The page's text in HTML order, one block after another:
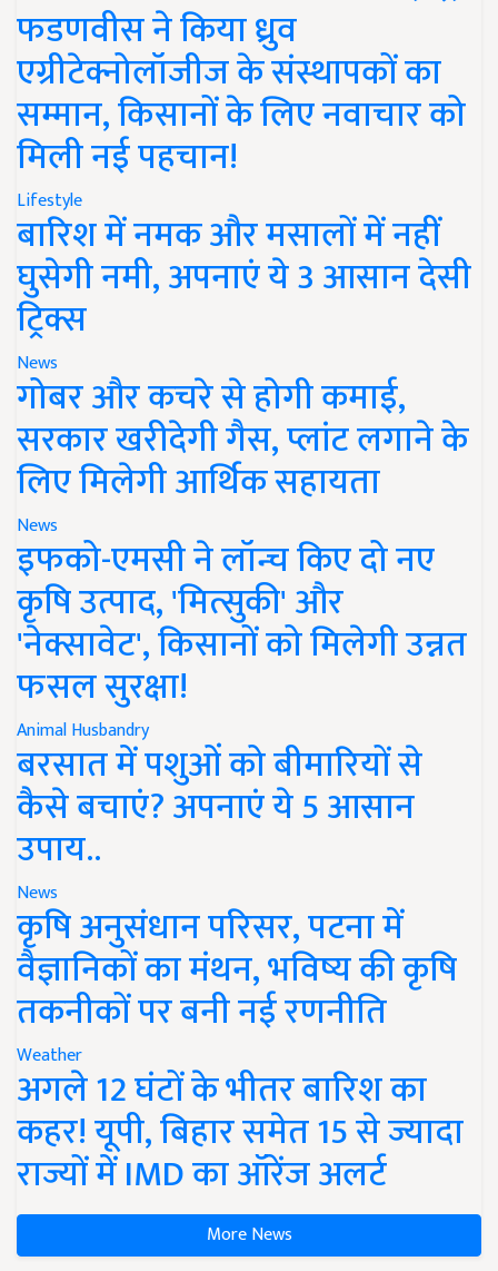
फडणवीस ने किया ध्रुव
एग्रीटेक्नोलॉजीज के संस्थापकों का
सम्मान, किसानों के लिए नवाचार को
मिली नई पहचान!
Lifestyle
बारिश में नमक और मसालों में नहीं
घुसेगी नमी, अपनाएं ये 3 आसान देसी
ट्रिक्स
News
गोबर और कचरे से होगी कमाई,
सरकार खरीदेगी गैस, प्लांट लगाने के
लिए मिलेगी आर्थिक सहायता
News
इफको-एमसी ने लॉन्च किए दो नए
कृषि उत्पाद, 'मित्सुकी' और
'नेक्सावेट', किसानों को मिलेगी उन्नत
फसल सुरक्षा!
Animal Husbandry
बरसात में पशुओं को बीमारियों से
कैसे बचाएं? अपनाएं ये 5 आसान
उपाय..
News
कृषि अनुसंधान परिसर, पटना में
वैज्ञानिकों का मंथन, भविष्य की कृषि
तकनीकों पर बनी नई रणनीति
Weather
अगले 12 घंटों के भीतर बारिश का
कहर! यूपी, बिहार समेत 15 से ज्यादा
राज्यों में IMD का ऑरेंज अलर्ट
More News